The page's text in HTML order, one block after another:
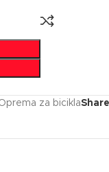
za bicikla